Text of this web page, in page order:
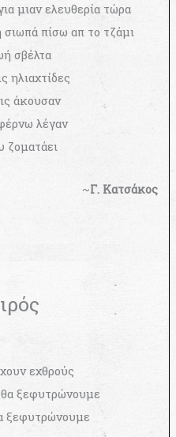
μιαν ελευθερία τώρα
σιωπά πίσω απ το τζάμι
σβέλτα
ηλιαχτίδες
άκουσαν
λέγαν
ζοματάει
~Γ. Κατσάκος
εχθρούς
θα ξεφυτρώνουμε
ξεφυτρώνουμε